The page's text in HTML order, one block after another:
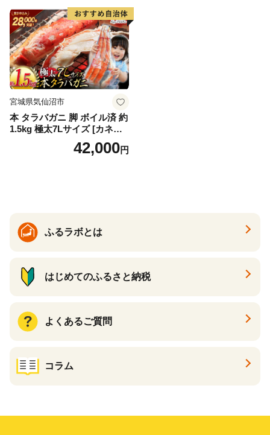
り物 お歳暮 お中元
宮城県気仙沼市
本 タラバガニ 脚 ボイル済 約
1.5kg 極太7Lサイズ [カネダ
イ 宮城県 気仙沼市 2056432
6] カニ かに 蟹 たらばがに た
42,000円
ふるラボとは
はじめてのふるさと納税
よくあるご質問
コラム